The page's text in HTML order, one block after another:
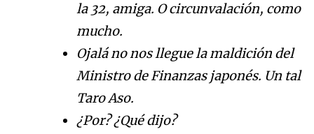
la 32, amiga. O circunvalación, como
mucho.
Ojalá no nos llegue la maldición del
Ministro de Finanzas japonés. Un tal
Taro Aso.
¿Por? ¿Qué dijo?